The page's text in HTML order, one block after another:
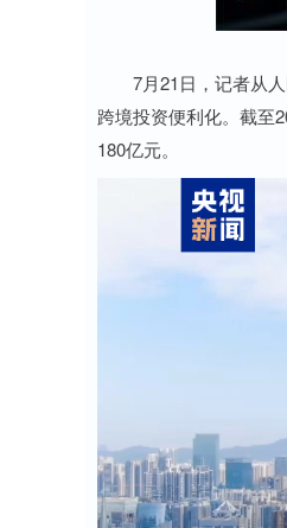
7月21日，记者从人
跨境投资便利化。截至
180亿元。